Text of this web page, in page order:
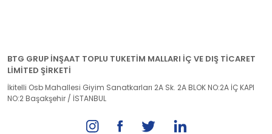
BTG GRUP İNŞAAT TOPLU TUKETİM MALLARI İÇ VE DIŞ TİCARET
LİMİTED ŞİRKETİ
İkitelli Osb Mahallesi Giyim Sanatkarları 2A Sk. 2A BLOK NO:2A İÇ KAPI
NO:2 Başakşehir / İSTANBUL